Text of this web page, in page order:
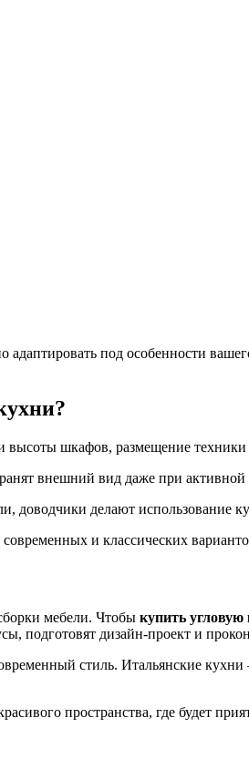
под особенности
шкафов, размещение техники
внешний вид даже при активной
доводчики делают использование
и классических
мебели. Чтобы купить
подготовят дизайн-проект и
стиль. Итальянские
пространства, где будет